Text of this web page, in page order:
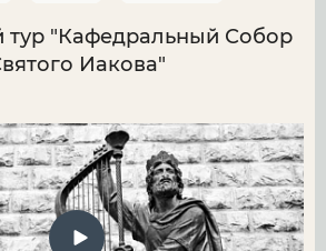
тур "Кафедральный Собор
Иакова"